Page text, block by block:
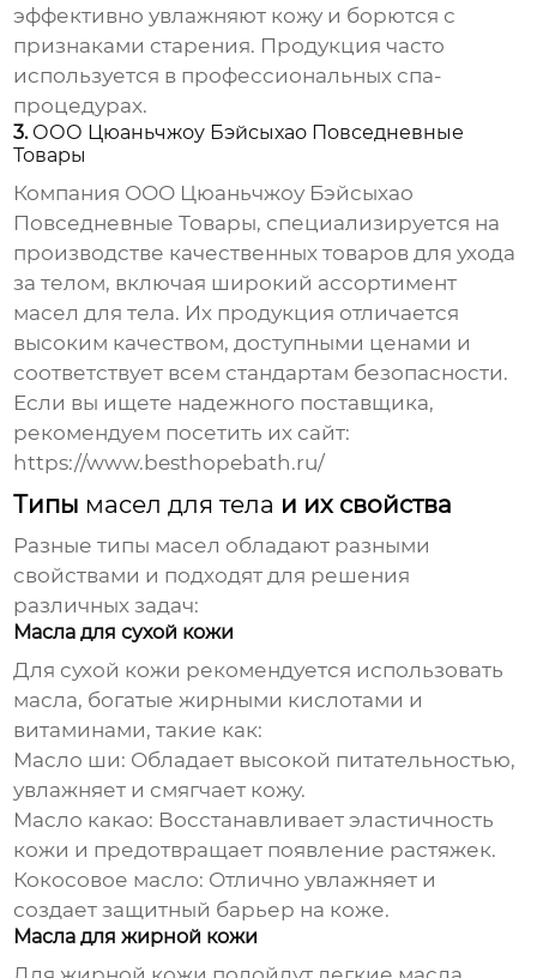
эффективно увлажняют кожу и борются с
признаками старения. Продукция часто
используется в профессиональных спа-
процедурах.
3. ООО Цюаньчжоу Бэйсыхао Повседневные
Товары
Компания ООО Цюаньчжоу Бэйсыхао
Повседневные Товары, специализируется на
производстве качественных товаров для ухода
за телом, включая широкий ассортимент
масел для тела. Их продукция отличается
высоким качеством, доступными ценами и
соответствует всем стандартам безопасности.
Если вы ищете надежного поставщика,
рекомендуем посетить их сайт:
https://www.besthopebath.ru/
Типы масел для тела и их свойства
Разные типы масел обладают разными
свойствами и подходят для решения
различных задач:
Масла для сухой кожи
Для сухой кожи рекомендуется использовать
масла, богатые жирными кислотами и
витаминами, такие как:
Масло ши: Обладает высокой питательностью,
увлажняет и смягчает кожу.
Масло какао: Восстанавливает эластичность
кожи и предотвращает появление растяжек.
Кокосовое масло: Отлично увлажняет и
создает защитный барьер на коже.
Масла для жирной кожи